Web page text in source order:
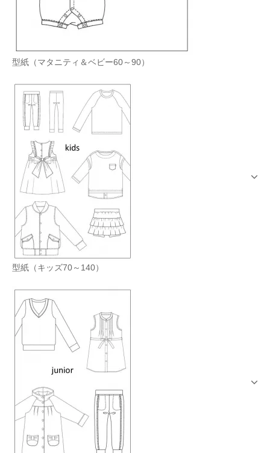
型紙（マタニティ＆ベビー60～90）
型紙（キッズ70～140）